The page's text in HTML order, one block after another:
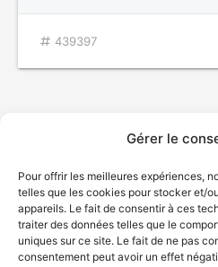
Gérer le
Pour offrir les meilleures expériences,
telles que les cookies pour stocker et/
appareils. Le fait de consentir à ces
traiter des données telles que le
uniques sur ce site. Le fait de ne pas
consentement peut avoir un effet
439397